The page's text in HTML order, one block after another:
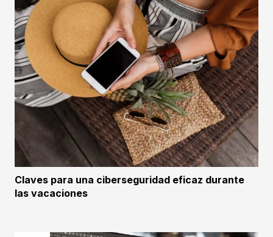
Claves para una ciberseguridad eficaz durante
las vacaciones